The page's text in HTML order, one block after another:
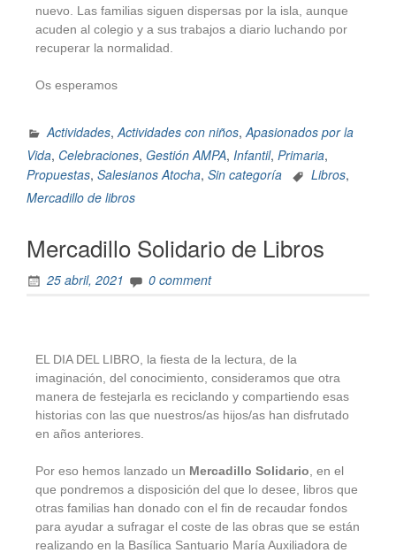
nuevo. Las familias siguen dispersas por la isla, aunque
acuden al colegio y a sus trabajos a diario luchando por
recuperar la normalidad.
Os esperamos
Actividades,Actividades con niños,Apasionados por la
Vida, Celebraciones, Gestión AMPA, Infantil, Primaria,
Propuestas, Salesianos Atocha, Sin categoría Libros,
Mercadillo de libros
Mercadillo Solidario de Libros
25 abril, 2021 0 comment
EL DIA DEL LIBRO, la fiesta de la lectura, de la
imaginación, del conocimiento, consideramos que otra
manera de festejarla es reciclando y compartiendo esas
historias con las que nuestros/as hijos/as han disfrutado
en años anteriores.
Por eso hemos lanzado un Mercadillo Solidario , en el
que pondremos a disposición del que lo desee, libros que
otras familias han donado con el fin de recaudar fondos
para ayudar a sufragar el coste de las obras que se están
realizando en la Basílica Santuario María Auxiliadora de